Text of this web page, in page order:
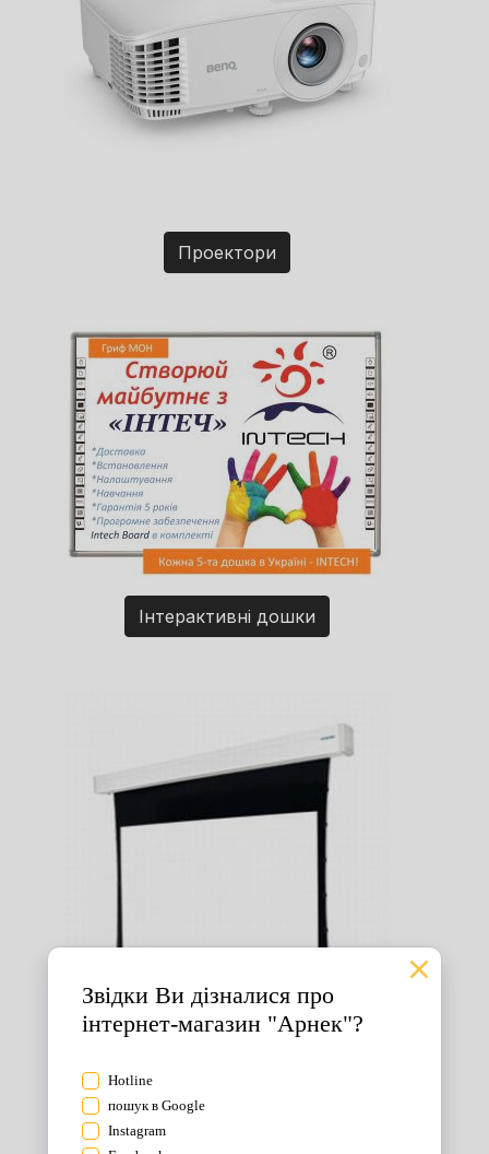
Проектори
Інтерактивні дошки